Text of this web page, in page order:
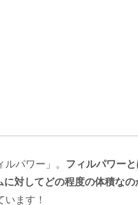
パワー」。 フィルパワー
対してどの程度の体積なの
ます！